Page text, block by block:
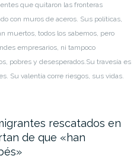
que quitaron las fronteras
con muros de aceros. Sus políticas,
muertos, todos los sabemos, pero
empresarios, ni tampoco
pobres y desesperados.Su travesía es
Su valentía corre riesgos, sus vidas.
rescatados en
de que «han